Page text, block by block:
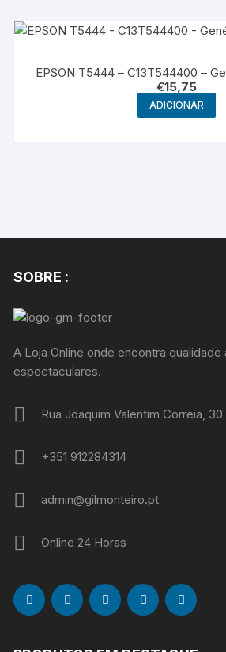
EPSON T5444 – C13T544400 –
€15,75
ADICIONAR
SOBRE :
A Loja Online onde encontra qualidade
espectaculares.
Rua Joaquim Valentim Correia,
+351 912284314
admin@gilmonteiro.pt
Online 24 Horas